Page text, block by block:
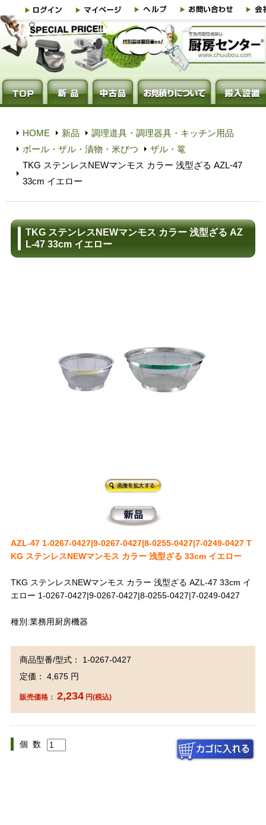
HOME 新品
調理道具・調理器具・キッチン用品
ボール・ザル・漬物・米びつ
ザル・篭
TKG ステンレスNEWマンモス カラー 浅型ざる AZL-47
33cm イエロー
TKG ステンレスNEWマンモス カラー 浅型ざる AZ
L-47 33cm イエロー
AZL-47 1-0267-0427|9-0267-0427|8-0255-0427|7-0249-0427 T
KG ステンレスNEWマンモス カラー 浅型ざる 33cm イエロー
TKG ステンレスNEWマンモス カラー 浅型ざる AZL-47 33cm イ
エロー 1-0267-0427|9-0267-0427|8-0255-0427|7-0249-0427
種別:業務用厨房機器
商品型番/型式： 1-0267-0427
定価： 4,675 円
販売価格： 2,234円(税込)
個 数